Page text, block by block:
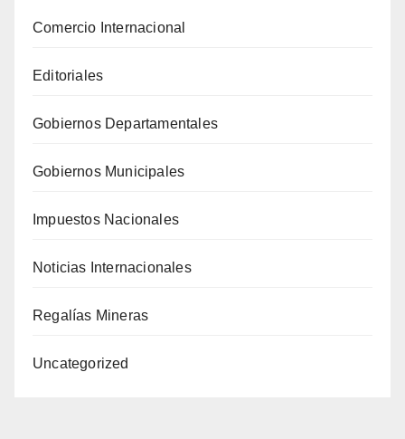
Comercio Internacional
Editoriales
Gobiernos Departamentales
Gobiernos Municipales
Impuestos Nacionales
Noticias Internacionales
Regalías Mineras
Uncategorized